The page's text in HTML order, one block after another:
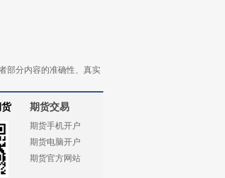
部分内容的准确性、真实
期货交易
期货手机开户
期货电脑开户
期货官方网站